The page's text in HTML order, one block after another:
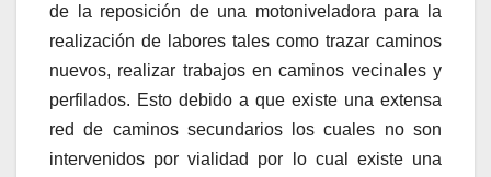
de la reposición de una motoniveladora para la
realización de labores tales como trazar caminos
nuevos, realizar trabajos en caminos vecinales y
perfilados. Esto debido a que existe una extensa
red de caminos secundarios los cuales no son
intervenidos por vialidad por lo cual existe una